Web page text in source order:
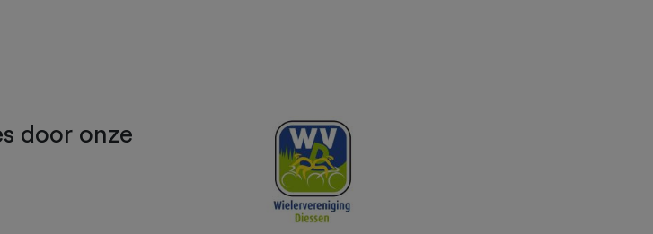
door onze